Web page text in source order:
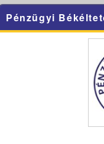
Pénzügyi